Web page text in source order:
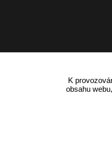
přijatou tržbu u správce daně
K
obsahu